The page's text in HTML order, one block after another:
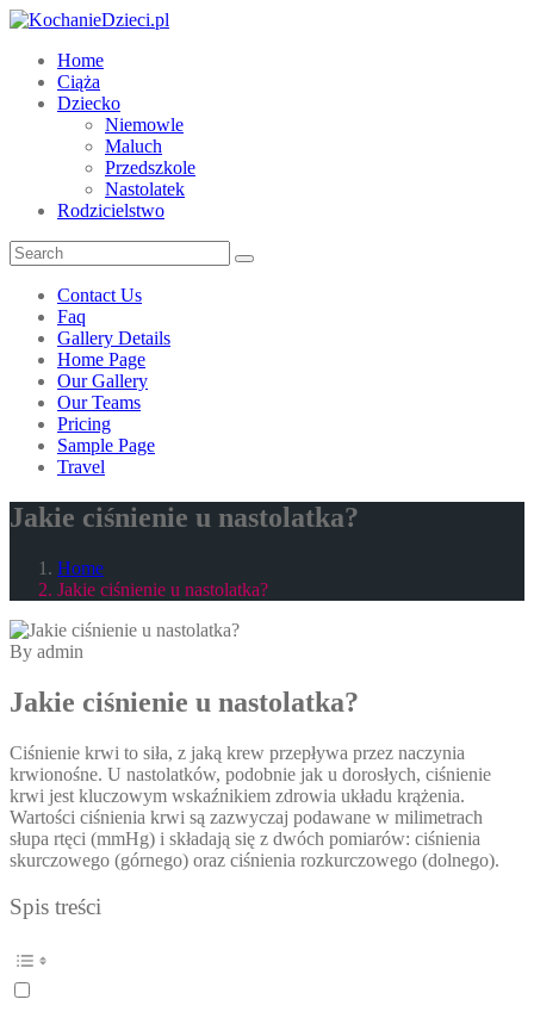
Home
Ciąża
Dziecko
Niemowle
Maluch
Przedszkole
Nastolatek
Rodzicielstwo
Contact Us
Faq
Gallery Details
Home Page
Our Gallery
Our Teams
Pricing
Sample Page
Travel
Jakie ciśnienie u nastolatka?
Home
Jakie ciśnienie u nastolatka?
By admin
Jakie ciśnienie u nastolatka?
Ciśnienie krwi to siła, z jaką krew przepływa przez naczynia
krwionośne. U nastolatków, podobnie jak u dorosłych, ciśnienie
krwi jest kluczowym wskaźnikiem zdrowia układu krążenia.
Wartości ciśnienia krwi są zazwyczaj podawane w milimetrach
słupa rtęci (mmHg) i składają się z dwóch pomiarów: ciśnienia
skurczowego (górnego) oraz ciśnienia rozkurczowego (dolnego).
Spis treści